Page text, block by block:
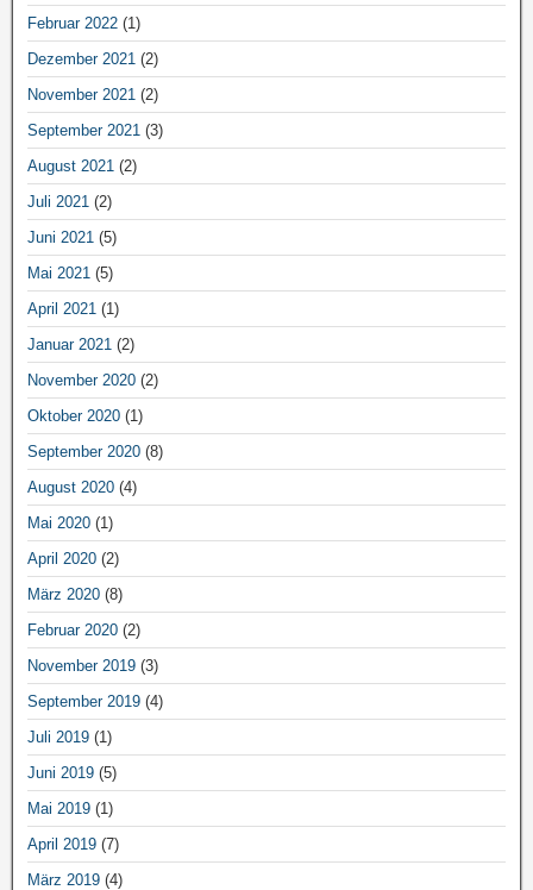
Februar 2022 (1)
Dezember 2021 (2)
November 2021 (2)
September 2021 (3)
August 2021 (2)
Juli 2021 (2)
Juni 2021 (5)
Mai 2021 (5)
April 2021 (1)
Januar 2021 (2)
November 2020 (2)
Oktober 2020 (1)
September 2020 (8)
August 2020 (4)
Mai 2020 (1)
April 2020 (2)
März 2020 (8)
Februar 2020 (2)
November 2019 (3)
September 2019 (4)
Juli 2019 (1)
Juni 2019 (5)
Mai 2019 (1)
April 2019 (7)
März 2019 (4)